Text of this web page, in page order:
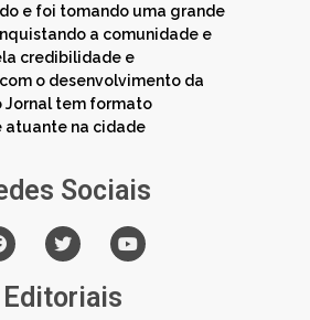
e foi tomando uma grande
a comunidade e
credibilidade e
o desenvolvimento da
Jornal tem formato
atuante na cidade
Sociais
Editoriais